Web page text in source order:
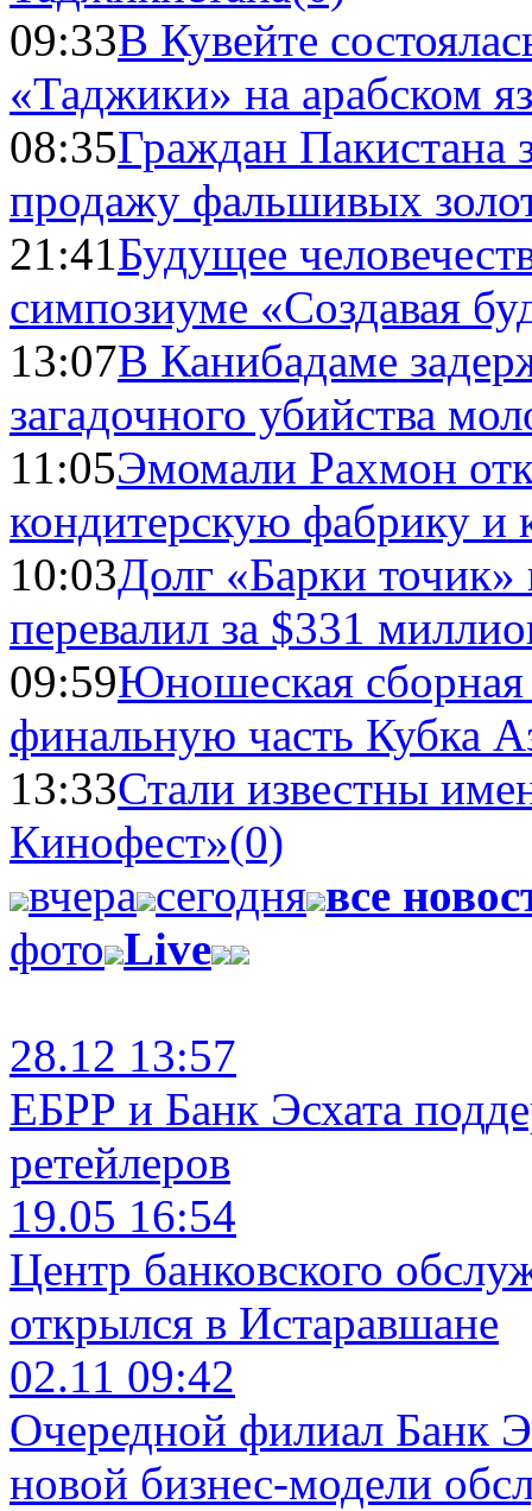
09:33В Кувейте
«Таджики» на арабском
08:35Граждан Пакистана
продажу фальшивых
21:41Будущее
симпозиуме «Создавая
13:07В Канибадаме
загадочного убийства
11:05Эмомали Рахмон
кондитерскую фабрику и
10:03Долг «Барки
перевалил за $331
09:59Юношеская
финальную часть Кубка
13:33Стали известны
Кинофест»(0)
вчера сегодня все
фото Live
28.12 13:57
ЕБРР и Банк Эсхата
ретейлеров
19.05 16:54
Центр банковского
открылся в Истаравшане
02.11 09:42
Очередной филиал Банк
новой бизнес-модели